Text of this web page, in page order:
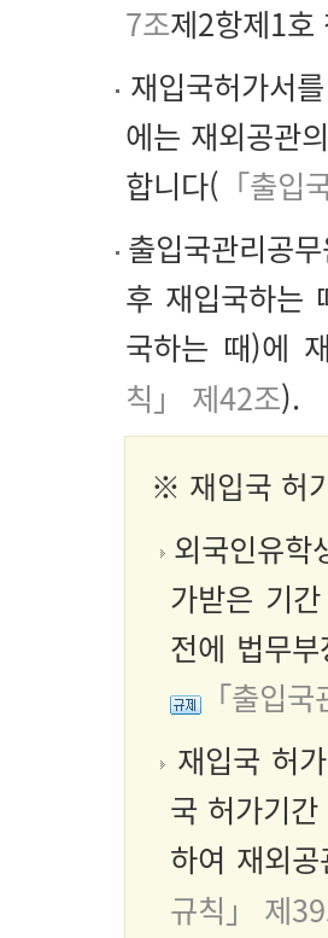
7조제2항제1호
재입국허가서
에는 재외공관
합니다( 「출
출입국관리공
후 재입국하는
국하는 때)에
칙」 제42조).
※ 재입국 허
외국인유학
가받은 기
전에 법무
「출입
재입국 허
국 허가기
하여 재외
규칙」 제